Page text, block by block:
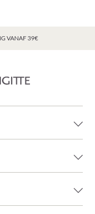
VANAF 39€